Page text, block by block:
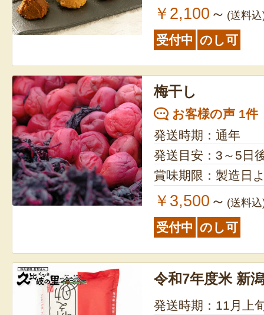
￥2,100 ～ (送料
受付中 のし可
梅干し
お客様の声 1件
発送時期：通年
発送目安：3～5日
賞味期限：製造日
￥3,500 ～ (送料
受付中 のし可
令和7年度米 新
発送時期：11月上